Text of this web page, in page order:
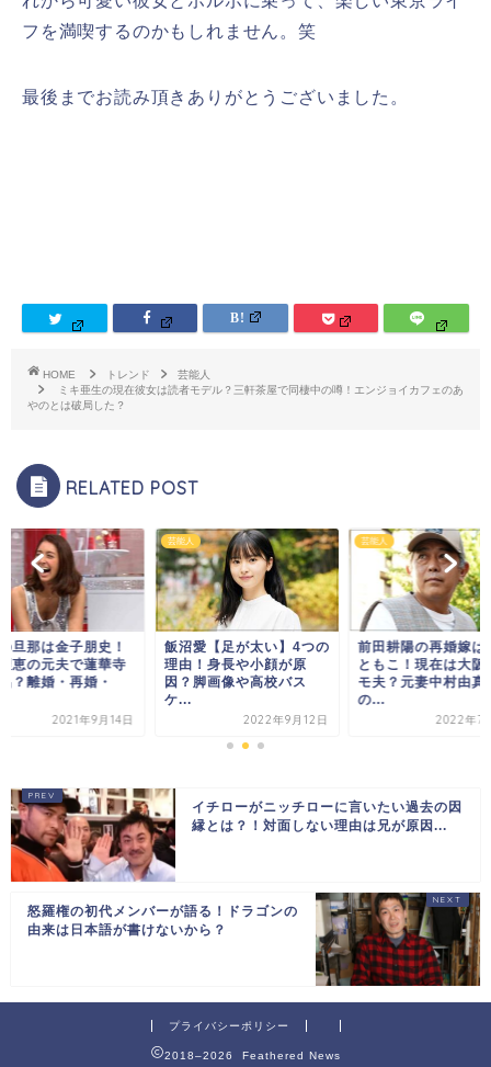
フを満喫するのかもしれません。笑
最後までお読み頂きありがとうございました。
HOME トレンド
芸能人
ミキ亜生の現在彼女は読者モデル？三軒茶屋で同棲中の噂！エンジョイカフェのあ
やのとは破局した？
RELATED POST
旦那は金子朋史！
恵の元夫で蓮華寺
？離婚・再婚・
2021年9月14日
芸能人
飯沼愛【足が太い】4つの
理由！身長や小顔が原
因？脚画像や高校バス
ケ...
2022年9月12日
芸能人
前田耕陽の再婚嫁は
ともこ！現在は大阪
モ夫？元妻中村由真
の...
2022年7
イチローがニッチローに言いたい過去の因
縁とは？！対面しない理由は兄が原因...
怒羅権の初代メンバーが語る！ドラゴンの
由来は日本語が書けないから？
プライバシーポリシー
2018–2026 Feathered News